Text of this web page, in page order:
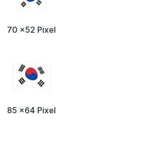
70 x52 Pixel
85 x64 Pixel